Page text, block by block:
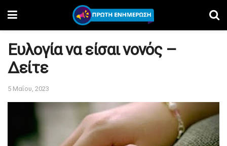
Ευλογία να είσαι νονός –
Δείτε
5 Μαΐου, 2023